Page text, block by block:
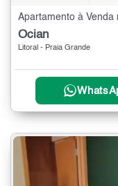
Apartamento à Venda
Ocian
Litoral - Praia Grande